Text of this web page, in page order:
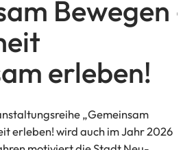
Bewegen
erleben!
„Gemeinsam
erleben! wird auch im Jahr 2026